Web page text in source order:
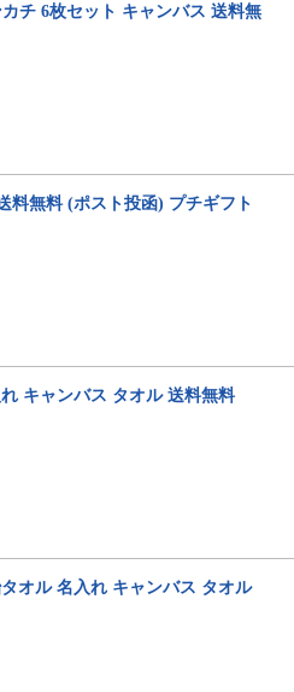
チ 6枚セット キャンバス 送料無
料無料 (ポスト投函) プチギフト
キャンバス タオル 送料無料
オル 名入れ キャンバス タオル